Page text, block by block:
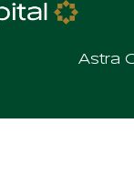
Astra